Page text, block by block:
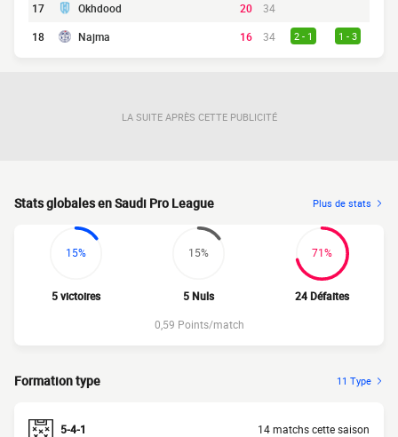
17 Okhdood 20
34
18
Najma 16 34 2 - 1 1 - 3
LA SUITE APRÈS CETTE PUBLICITÉ
Stats globales en Saudi Pro League Plus de stats
15%
5 victoires
15%
5 Nuls
71%
24 Défaites
0,59 Points/match
Formation type 11 Type
5-4-1 14 matchs cette saison